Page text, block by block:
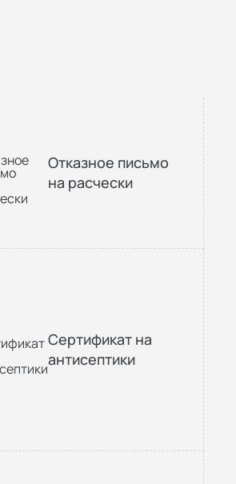
Отказное письмо
на расчески
Сертификат на
антисептики